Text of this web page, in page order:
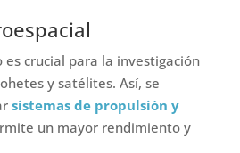
es crucial para la investigación
y satélites. Así, se
sistemas de propulsión y
un mayor rendimiento y